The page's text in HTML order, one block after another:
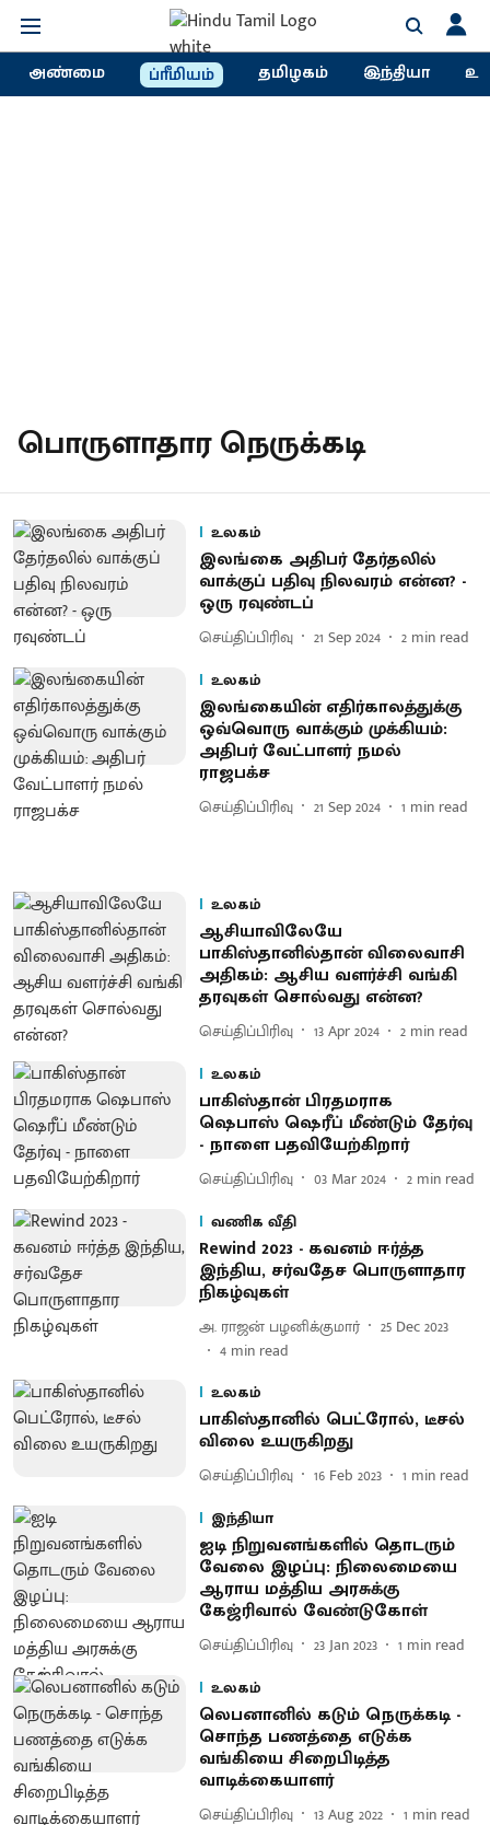
அண்மை ப்ரீமியம் தமிழகம் இந்தியா
பொருளாதார நெருக்கடி
உலகம்
இலங்கை அதிபர் தேர்தலில்
வாக்குப் பதிவு நிலவரம் என்ன? -
ஒரு ரவுண்டப்
செய்திப்பிரிவு 21 Sep 2024 2 min read
உலகம்
இலங்கையின் எதிர்காலத்துக்கு
ஒவ்வொரு வாக்கும் முக்கியம்:
அதிபர் வேட்பாளர் நமல்
ராஜபக்ச
செய்திப்பிரிவு 21 Sep 2024 1 min read
உலகம்
ஆசியாவிலேயே
பாகிஸ்தானில்தான் விலைவாசி
அதிகம்: ஆசிய வளர்ச்சி வங்கி
தரவுகள் சொல்வது என்ன?
செய்திப்பிரிவு 13 Apr 2024 2 min read
உலகம்
பாகிஸ்தான் பிரதமராக
ஷெபாஸ் ஷெரீப் மீண்டும் தேர்வு
- நாளை பதவியேற்கிறார்
செய்திப்பிரிவு 03 Mar 2024 2 min read
வணிக வீதி
Rewind 2023 - கவனம் ஈர்த்த
இந்திய, சர்வதேச பொருளாதார
நிகழ்வுகள்
அ. ராஜன் பழனிக்குமார்
25 Dec 2023
4 min read
உலகம்
பாகிஸ்தானில் பெட்ரோல், டீசல்
விலை உயருகிறது
செய்திப்பிரிவு 16 Feb 2023 1 min read
இந்தியா
ஐடி நிறுவனங்களில் தொடரும்
வேலை இழப்பு: நிலைமையை
ஆராய மத்திய அரசுக்கு
கேஜ்ரிவால் வேண்டுகோள்
செய்திப்பிரிவு 23 Jan 2023 1 min read
உலகம்
லெபனானில் கடும் நெருக்கடி -
சொந்த பணத்தை எடுக்க
வங்கியை சிறைபிடித்த
வாடிக்கையாளர்
செய்திப்பிரிவு 13 Aug 2022 1 min read